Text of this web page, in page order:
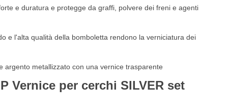
e duratura e protegge da graffi, polvere dei freni e agenti
e l'alta qualità della bomboletta rendono la verniciatura dei
argento metallizzato con una vernice trasparente
Vernice per cerchi SILVER set